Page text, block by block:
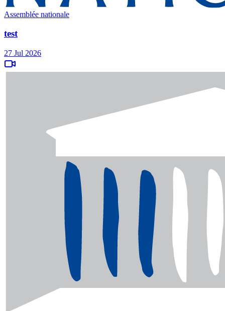
Assemblée nationale
test
27 Jul 2026